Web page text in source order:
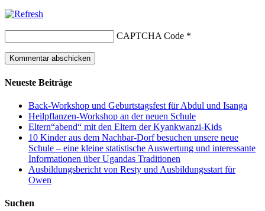
CAPTCHA Code *
Neueste Beiträge
Back-Workshop und Geburtstagsfest für Abdul und Isanga
Heilpflanzen-Workshop an der neuen Schule
Eltern“abend“ mit den Eltern der Kyankwanzi-Kids
10 Kinder aus dem Nachbar-Dorf besuchen unsere neue
Schule – eine kleine statistische Auswertung und interessante
Informationen über Ugandas Traditionen
Ausbildungsbericht von Resty und Ausbildungsstart für
Owen
Suchen